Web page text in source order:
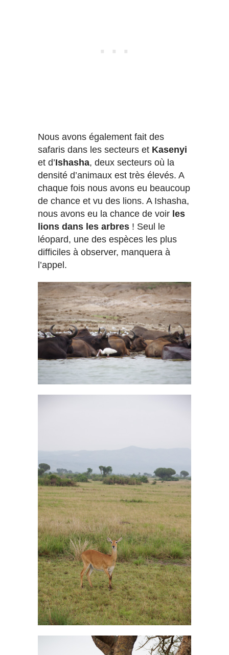
Nous avons également fait des
safaris dans les secteurs et Kasenyi
et d’Ishasha, deux secteurs où la
densité d’animaux est très élevés. A
chaque fois nous avons eu beaucoup
de chance et vu des lions. A Ishasha,
nous avons eu la chance de voir les
lions dans les arbres ! Seul le
léopard, une des espèces les plus
difficiles à observer, manquera à
l’appel.